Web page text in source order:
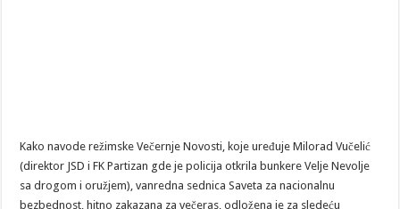
Kako navode režimske Večernje Novosti, koje uređuje Milorad Vučelić
(direktor JSD i FK Partizan gde je policija otkrila bunkere Velje Nevolje
sa drogom i oružjem), vanredna sednica Saveta za nacionalnu
bezbednost, hitno zakazana za večeras, odložena je za sledeću